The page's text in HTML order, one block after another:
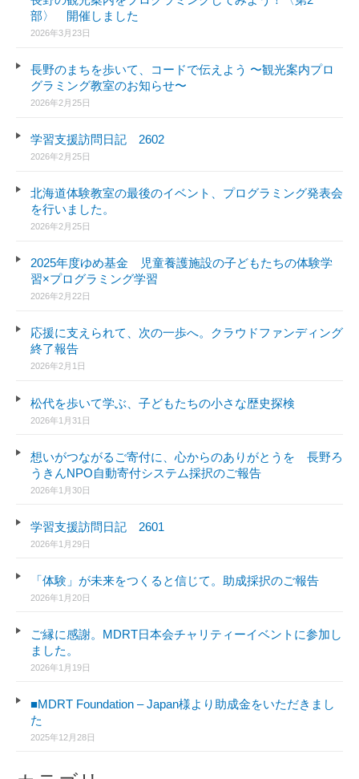
部〉 開催しました
2026年3月23日
長野のまちを歩いて、コードで伝えよう 〜観光案内プロ
グラミング教室のお知らせ〜
2026年2月25日
学習支援訪問日記 2602
2026年2月25日
北海道体験教室の最後のイベント、プログラミング発表会
を行いました。
2026年2月25日
2025年度ゆめ基金 児童養護施設の子どもたちの体験学
習×プログラミング学習
2026年2月22日
応援に支えられて、次の一歩へ。クラウドファンディング
終了報告
2026年2月1日
松代を歩いて学ぶ、子どもたちの小さな歴史探検
2026年1月31日
想いがつながるご寄付に、心からのありがとうを 長野ろ
うきんNPO自動寄付システム採択のご報告
2026年1月30日
学習支援訪問日記 2601
2026年1月29日
「体験」が未来をつくると信じて。助成採択のご報告
2026年1月20日
ご縁に感謝。MDRT日本会チャリティーイベントに参加し
ました。
2026年1月19日
■MDRT Foundation – Japan様より助成金をいただきまし
た
2025年12月28日